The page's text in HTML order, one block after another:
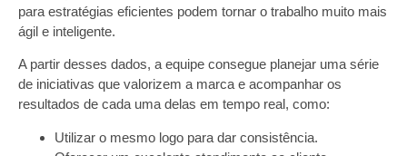
para estratégias eficientes podem tornar o trabalho muito mais
ágil e inteligente.
A partir desses dados, a equipe consegue planejar uma série
de iniciativas que valorizem a marca e acompanhar os
resultados de cada uma delas em tempo real, como:
Utilizar o mesmo logo para dar consistência.